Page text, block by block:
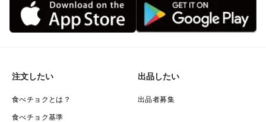
注文したい
食べチョクとは？
食べチョク基準
出品したい
出品者募集